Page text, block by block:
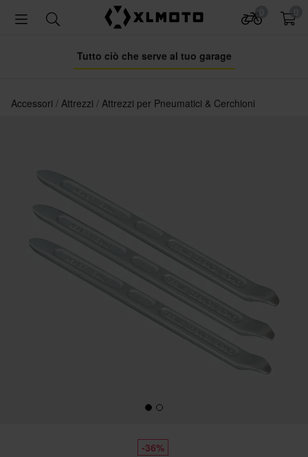
Tutto ciò che serve al tuo garage
Accessori Attrezzi Attrezzi per Pneumatici & Cerchioni
-36%